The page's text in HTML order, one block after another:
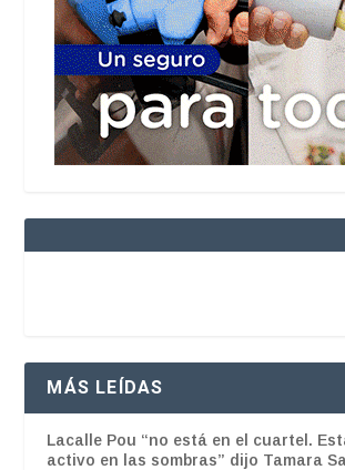
MÁS LEÍDAS
Lacalle Pou “no está en el cuartel.
activo en las sombras” dijo Tamara